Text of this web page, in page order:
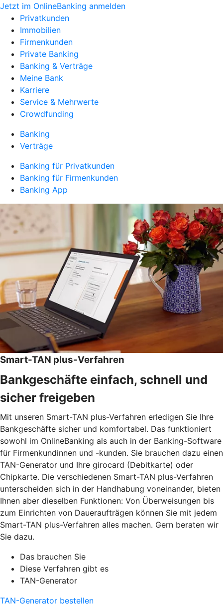
Jetzt im OnlineBanking anmelden
Privatkunden
Immobilien
Firmenkunden
Private Banking
Banking & Verträge
Meine Bank
Karriere
Service & Mehrwerte
Crowdfunding
Banking
Verträge
Banking für Privatkunden
Banking für Firmenkunden
Banking App
Smart-TAN plus-Verfahren
Bankgeschäfte einfach, schnell und
sicher freigeben
Mit unseren Smart-TAN plus-Verfahren erledigen Sie Ihre
Bankgeschäfte sicher und komfortabel. Das funktioniert
sowohl im OnlineBanking als auch in der Banking-Software
für Firmenkundinnen und -kunden. Sie brauchen dazu einen
TAN-Generator und Ihre girocard (Debitkarte) oder
Chipkarte. Die verschiedenen Smart-TAN plus-Verfahren
unterscheiden sich in der Handhabung voneinander, bieten
Ihnen aber dieselben Funktionen: Von Überweisungen bis
zum Einrichten von Daueraufträgen können Sie mit jedem
Smart-TAN plus-Verfahren alles machen. Gern beraten wir
Sie dazu.
Das brauchen Sie
Diese Verfahren gibt es
TAN-Generator
TAN-Generator bestellen